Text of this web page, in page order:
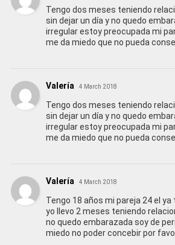
Tengo dos meses teniendo
sin dejar un día y no quedo
irregular estoy preocupada mi
me da miedo que no pueda
Valería 4 March 2018
Tengo dos meses teniendo
sin dejar un día y no quedo
irregular estoy preocupada mi
me da miedo que no pueda
Valería 4 March 2018
Tengo 18 años mi pareja 24 el
yo llevo 2 meses teniendo
no quedo embarazada soy de
miedo no poder concebir por